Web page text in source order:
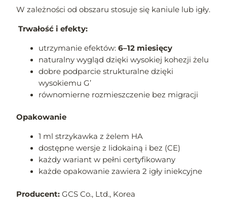
W zależności od obszaru stosuje się kaniule lub igły.
Trwałość i efekty:
utrzymanie efektów:6–12 miesięcy
naturalny wygląd dzięki wysokiej kohezji żelu
dobre podparcie strukturalne dzięki
wysokiemu G’
równomierne rozmieszczenie bez migracji
Opakowanie
1 ml strzykawka z żelem HA
dostępne wersje z lidokainą i bez (CE)
każdy wariant w pełni certyfikowany
każde opakowanie zawiera 2 igły iniekcyjne
Producent:GCS Co., Ltd., Korea